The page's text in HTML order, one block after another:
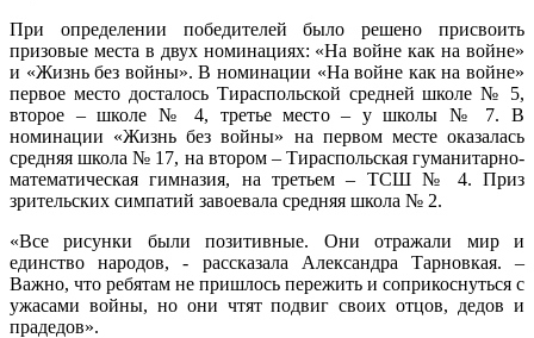
При определении победителей было решено присвоить
призовые места в двух номинациях: «На войне как на войне»
и «Жизнь без войны». В номинации «На войне как на войне»
первое место досталось Тираспольской средней школе № 5,
второе – школе № 4, третье место – у школы № 7. В
номинации «Жизнь без войны» на первом месте оказалась
средняя школа № 17, на втором – Тираспольская гуманитарно-
математическая гимназия, на третьем – ТСШ № 4. Приз
зрительских симпатий завоевала средняя школа № 2.
«Все рисунки были позитивные. Они отражали мир и
единство народов, - рассказала Александра Тарновкая. –
Важно, что ребятам не пришлось пережить и соприкоснуться с
ужасами войны, но они чтят подвиг своих отцов, дедов и
прадедов».